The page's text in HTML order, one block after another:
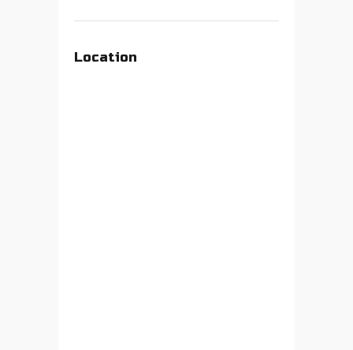
Location